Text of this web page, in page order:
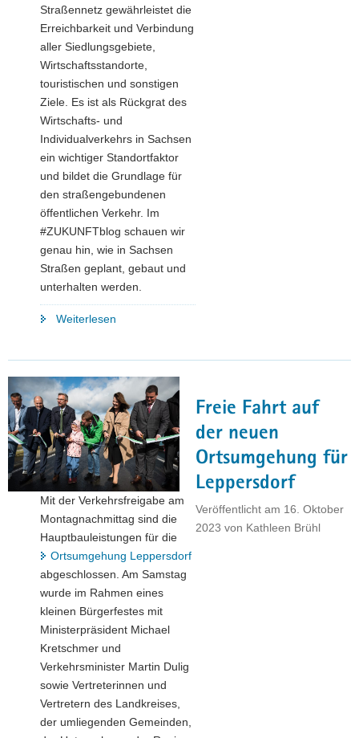
Straßennetz gewährleistet die
Erreichbarkeit und Verbindung
aller Siedlungsgebiete,
Wirtschaftsstandorte,
touristischen und sonstigen
Ziele. Es ist als Rückgrat des
Wirtschafts- und
Individualverkehrs in Sachsen
ein wichtiger Standortfaktor
und bildet die Grundlage für
den straßengebundenen
öffentlichen Verkehr. Im
#ZUKUNFTblog schauen wir
genau hin, wie in Sachsen
Straßen geplant, gebaut und
unterhalten werden.
Weiterlesen
Sachsen
Straßen
gebaut?"
Freie Fahrt auf
der neuen
Ortsumgehung für
Leppersdorf
Veröffentlicht am 16. Oktober
2023 von Kathleen Brühl
Mit der Verkehrsfreigabe am
Montagnachmittag sind die
Hauptbauleistungen für die
Ortsumgehung Leppersdorf
abgeschlossen. Am Samstag
wurde im Rahmen eines
kleinen Bürgerfestes mit
Ministerpräsident Michael
Kretschmer und
Verkehrsminister Martin Dulig
sowie Vertreterinnen und
Vertretern des Landkreises,
der umliegenden Gemeinden,